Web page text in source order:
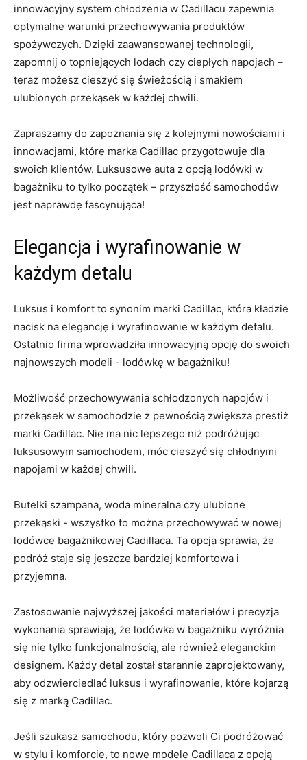
innowacyjny system chłodzenia w Cadillacu ‌zapewnia ​
optymalne warunki ⁢przechowywania produktów
spożywczych. Dzięki zaawansowanej technologii,
zapomnij o topniejących⁢ lodach czy ciepłych napojach⁤ –
teraz możesz cieszyć się​ świeżością i smakiem
ulubionych przekąsek‍ w każdej chwili.
Zapraszamy do zapoznania się ⁤z kolejnymi nowościami i
innowacjami,⁤ które marka Cadillac przygotowuje dla
swoich klientów. Luksusowe auta z opcją⁣ lodówki w
bagażniku to tylko początek – przyszłość ⁣samochodów
jest naprawdę fascynująca!
Elegancja i wyrafinowanie ‍w
każdym detalu
Luksus i komfort​ to synonim⁢ marki Cadillac, ‍która kładzie
nacisk na​ elegancję i wyrafinowanie w każdym detalu.
Ostatnio firma ⁣wprowadziła ⁤innowacyjną opcję do swoich
najnowszych modeli ⁢-⁤ lodówkę w bagażniku!
Możliwość ​przechowywania schłodzonych napojów i
przekąsek w samochodzie z pewnością zwiększa prestiż
marki Cadillac. Nie ‌ma nic lepszego niż podróżując
luksusowym samochodem, ⁤móc cieszyć się chłodnymi
napojami w każdej chwili.
Butelki szampana, woda mineralna czy ulubione
przekąski -⁣ wszystko to można przechowywać w nowej
lodówce bagażnikowej​ Cadillaca. Ta opcja sprawia, że
podróż staje się jeszcze bardziej komfortowa⁣ i
przyjemna.
Zastosowanie najwyższej jakości materiałów i precyzja
wykonania ‍sprawiają, ⁤że⁢ lodówka w ⁣bagażniku ‍wyróżnia
się nie tylko funkcjonalnością, ale również eleganckim
designem. Każdy detal został starannie zaprojektowany,
aby odzwierciedlać luksus i wyrafinowanie, które kojarzą
się z marką​ Cadillac.
Jeśli szukasz samochodu, który pozwoli⁣ Ci​ podróżować
w stylu i komforcie,‌ to ‍nowe modele Cadillaca z opcją​